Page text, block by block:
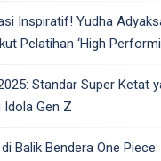
Inspiratif! Yudha
Pelatihan ‘High
Standar Super Ketat
Gen Z
Balik Bendera One